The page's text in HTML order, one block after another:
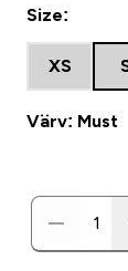
Size:
XS
Värv: Must